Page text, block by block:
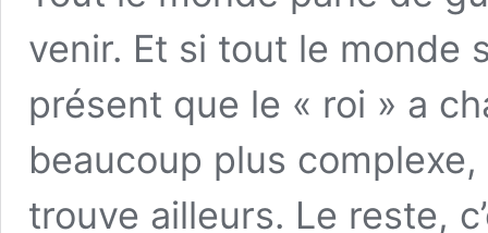
venir. Et si tout le monde
présent que le « roi » a
beaucoup plus
trouve ailleurs. Le reste,